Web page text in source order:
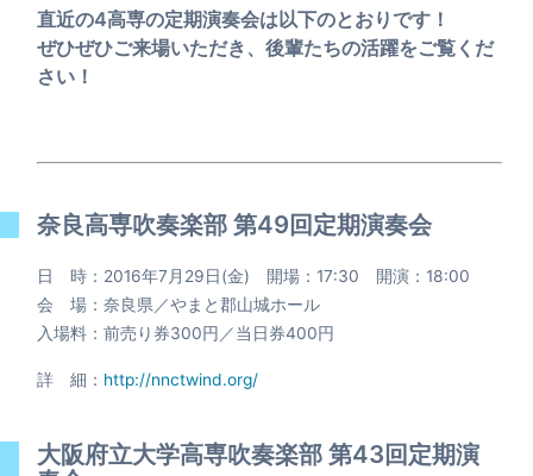
直近の4高専の定期演奏会は以下のとおりです！
ぜひぜひご来場いただき、後輩たちの活躍をご覧くだ
さい！
奈良高専吹奏楽部 第49回定期演奏会
日 時：2016年7月29日(金) 開場：17:30 開演：18:00
会 場：奈良県／やまと郡山城ホール
入場料：前売り券300円／当日券400円
詳 細： http://nnctwind.org/
大阪府立大学高専吹奏楽部 第43回定期演